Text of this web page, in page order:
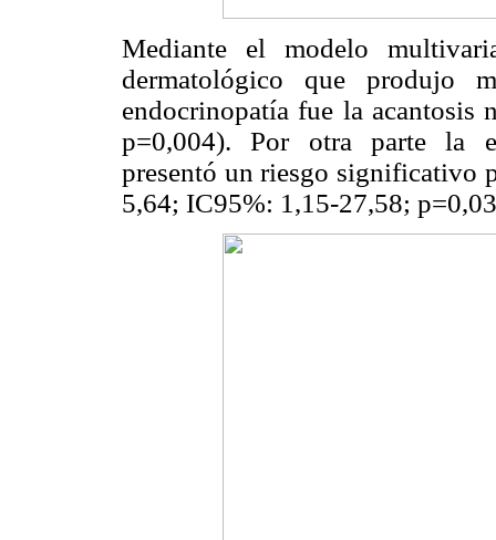
Mediante el modelo
dermatológico que produjo
endocrinopatía fue la
p=0,004). Por otra parte la
presentó un riesgo significativo
5,64; IC95%: 1,15-27,58;